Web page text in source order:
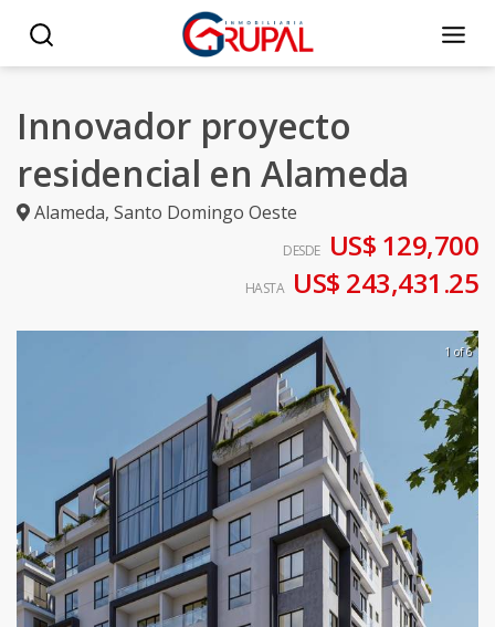
Innovador proyecto
residencial en Alameda
Alameda, Santo Domingo Oeste
DESDE US$ 129,700
HASTA US$ 243,431.25
1 of 6